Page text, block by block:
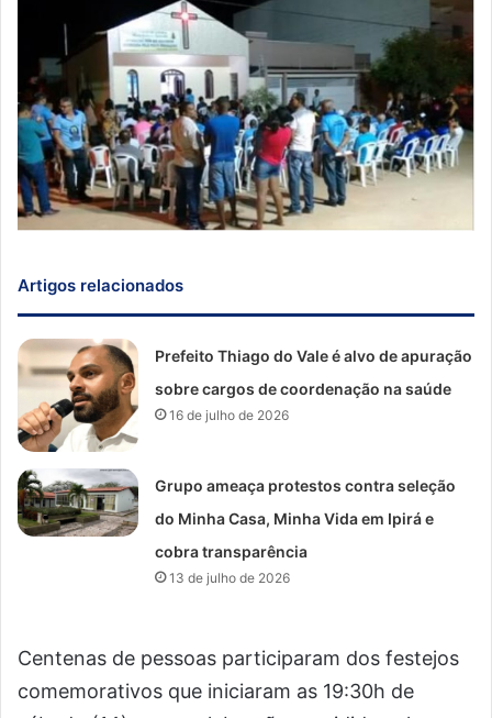
Artigos relacionados
Prefeito Thiago do Vale é alvo de apuração
sobre cargos de coordenação na saúde
16 de julho de 2026
Grupo ameaça protestos contra seleção
do Minha Casa, Minha Vida em Ipirá e
cobra transparência
13 de julho de 2026
Centenas de pessoas participaram dos festejos
comemorativos que iniciaram as 19:30h de